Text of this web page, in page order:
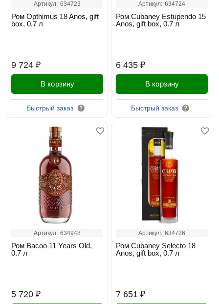
Артикул: 634723
9 724 ₽
Ром Opthimus 18 Anos, gift
box, 0.7 л
В корзину
Быстрый заказ
Артикул: 634724
6 435 ₽
Ром Cubaney Estupendo 15
Anos, gift box, 0.7 л
В корзину
Быстрый заказ
Артикул: 634948
5 720 ₽
Ром Bacoo 11 Years Old,
0.7 л
Артикул: 634726
7 651 ₽
Ром Cubaney Selecto 18
Anos, gift box, 0.7 л